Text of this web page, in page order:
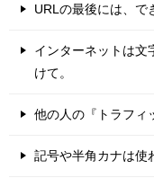
URLの最後には、で
インターネットは文
けて。
他の人の『トラフィ
記号や半角カナは使